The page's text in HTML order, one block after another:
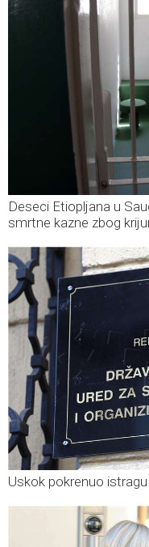
Deseci Etiopljana u
smrtne kazne zbog
Uskok pokrenuo